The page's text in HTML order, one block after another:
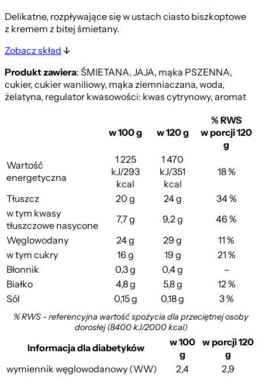
Delikatne, rozpływające się w ustach ciasto biszkoptowe
z kremem z bitej śmietany.
Zobacz skład
Produkt zawiera: ŚMIETANA, JAJA, mąka PSZENNA,
cukier, cukier waniliowy, mąka ziemniaczana, woda,
żelatyna, regulator kwasowości: kwas cytrynowy, aromat
w 100 g w 120 g
% RWS
w porcji 120
g
Wartość
energetyczna
1 225
kJ/293
kcal
1 470
kJ/351
kcal
18 %
Tłuszcz 20 g 24 g
34 %
w tym kwasy
tłuszczowe nasycone
7,7 g 9,2 g
46 %
Węglowodany
24 g 29 g
11 %
w tym cukry
16 g 19 g
21 %
Błonnik
0,3 g 0,4 g
–
Białko
4,8 g 5,8 g
12 %
Sól
0,15 g 0,18 g 3 %
% RWS - referencyjna wartość spożycia dla przeciętnej osoby
dorosłej (8400 kJ/2000 kcal)
Informacja dla diabetyków
w 100
g
w porcji 120
g
wymiennik węglowodanowy (WW)
2,4
2,9